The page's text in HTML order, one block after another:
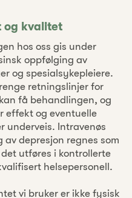
og kvalitet
hos oss gis under
oppfølging av
og spesialsykepleiere.
retningslinjer for
få behandlingen, og
effekt og eventuelle
underveis. Intravenøs
av depresjon regnes som
utføres i kontrollerte
helsepersonell.
vi bruker er ikke fysisk